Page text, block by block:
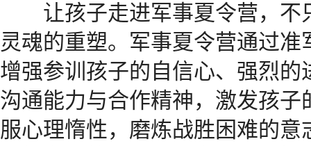
让孩子走进军事夏令营，不
灵魂的重塑。军事夏令营通过
增强参训孩子的自信心、强烈
沟通能力与合作精神，激发孩
服心理惰性，磨炼战胜困难的